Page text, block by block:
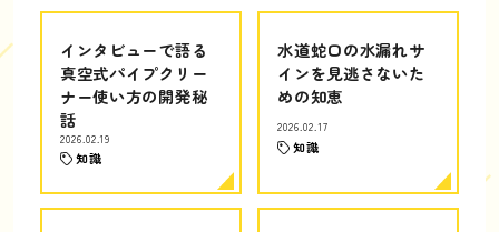
インタビューで語る
真空式パイプクリー
ナー使い方の開発秘
話
2026.02.19
知識
水道蛇口の水漏れサ
インを見逃さないた
めの知恵
2026.02.17
知識